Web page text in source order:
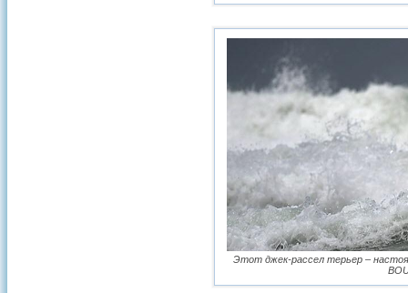
Этот джек-рассел терьер –